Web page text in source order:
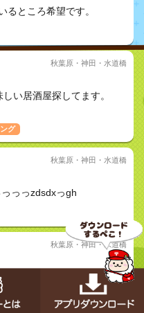
るところ希望です。
秋葉原・神田・水道橋
い居酒屋探してます。
グ
秋葉原・神田・水道橋
っっzdsdxっgh
秋葉原・神田・水道橋
のある居酒屋ありません